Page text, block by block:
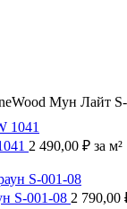
Мун Лайт
2 490,00 ₽ за м²
S-001-08 2 790,00